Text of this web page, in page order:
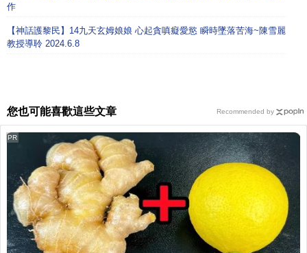
作
【神話護黎民】14九天玄姆娘娘 心起貪嗔癡愛慾 瞬時墜落苦海~陳雪麗
教授導聆 2024.6.8
您也可能喜歡這些文章
PR
Recommended by